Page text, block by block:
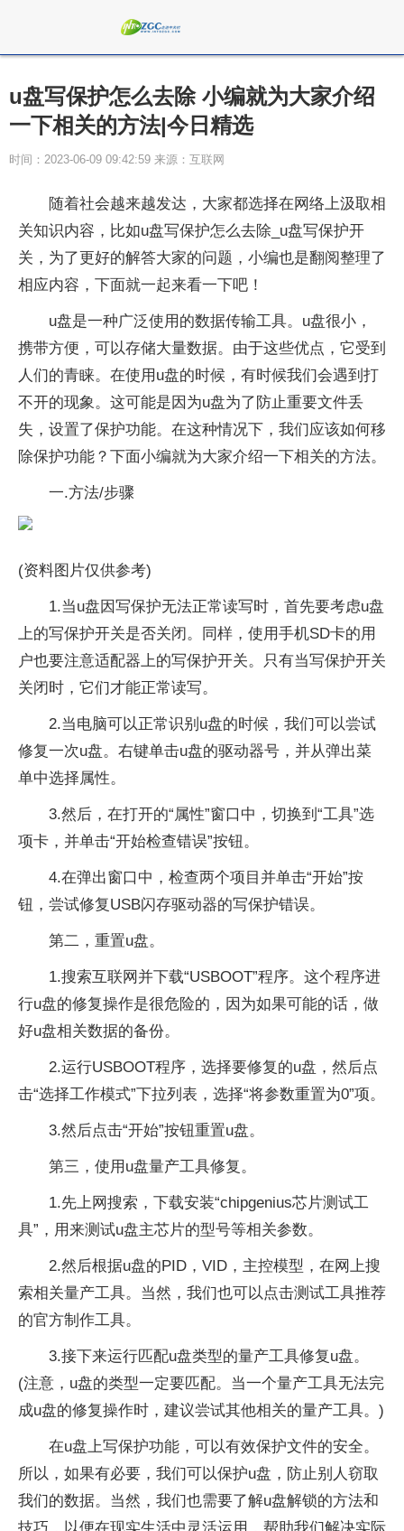
u盘写保护怎么去除 小编就为大家介绍
一下相关的方法|今日精选
时间：2023-06-09 09:42:59 来源：互联网
随着社会越来越发达，大家都选择在网络上汲取相
关知识内容，比如u盘写保护怎么去除_u盘写保护开
关，为了更好的解答大家的问题，小编也是翻阅整理了
相应内容，下面就一起来看一下吧！
u盘是一种广泛使用的数据传输工具。u盘很小，
携带方便，可以存储大量数据。由于这些优点，它受到
人们的青睐。在使用u盘的时候，有时候我们会遇到打
不开的现象。这可能是因为u盘为了防止重要文件丢
失，设置了保护功能。在这种情况下，我们应该如何移
除保护功能？下面小编就为大家介绍一下相关的方法。
一.方法/步骤
(资料图片仅供参考)
1.当u盘因写保护无法正常读写时，首先要考虑u盘
上的写保护开关是否关闭。同样，使用手机SD卡的用
户也要注意适配器上的写保护开关。只有当写保护开关
关闭时，它们才能正常读写。
2.当电脑可以正常识别u盘的时候，我们可以尝试
修复一次u盘。右键单击u盘的驱动器号，并从弹出菜
单中选择属性。
3.然后，在打开的“属性”窗口中，切换到“工具”选
项卡，并单击“开始检查错误”按钮。
4.在弹出窗口中，检查两个项目并单击“开始”按
钮，尝试修复USB闪存驱动器的写保护错误。
第二，重置u盘。
1.搜索互联网并下载“USBOOT”程序。这个程序进
行u盘的修复操作是很危险的，因为如果可能的话，做
好u盘相关数据的备份。
2.运行USBOOT程序，选择要修复的u盘，然后点
击“选择工作模式”下拉列表，选择“将参数重置为0”项。
3.然后点击“开始”按钮重置u盘。
第三，使用u盘量产工具修复。
1.先上网搜索，下载安装“chipgenius芯片测试工
具”，用来测试u盘主芯片的型号等相关参数。
2.然后根据u盘的PID，VID，主控模型，在网上搜
索相关量产工具。当然，我们也可以点击测试工具推荐
的官方制作工具。
3.接下来运行匹配u盘类型的量产工具修复u盘。
(注意，u盘的类型一定要匹配。当一个量产工具无法完
成u盘的修复操作时，建议尝试其他相关的量产工具。)
在u盘上写保护功能，可以有效保护文件的安全。
所以，如果有必要，我们可以保护u盘，防止别人窃取
我们的数据。当然，我们也需要了解u盘解锁的方法和